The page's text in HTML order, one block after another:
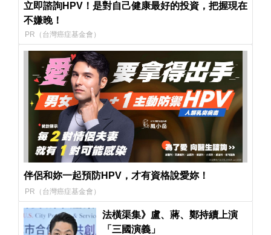
立即諮詢HPV！是對自己健康最好的投資，把握現在
不嫌晚！
PR（台灣癌症基金會）
伴侶和妳一起預防HPV，才有資格說愛妳！
PR（台灣癌症基金會）
法橫渠集》盧、蔣、鄭持續上演
「三國演義」